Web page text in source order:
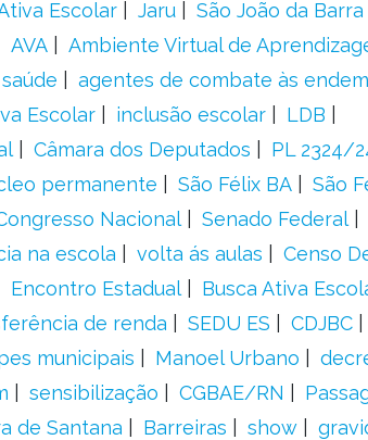
Escolar Jaru São João da Barra
AVA Ambiente Virtual de
agentes de combate às
Escolar inclusão escolar
LDB
Câmara dos Deputados PL 2324/
permanente São Félix BA São
Nacional Senado Federal
na escola volta ás aulas Censo
Encontro Estadual
Busca Ativa
de renda SEDU ES CDJBC
municipais Manoel Urbano
sensibilização CGBAE/RN
de Santana Barreiras show